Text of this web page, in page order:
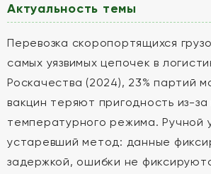
Актуальность темы
Перевозка скоропортящихся
самых уязвимых цепочек в
Роскачества (2024), 23% партий
вакцин теряют пригодность из-
температурного режима. Ручной
устаревший метод: данные
задержкой, ошибки не